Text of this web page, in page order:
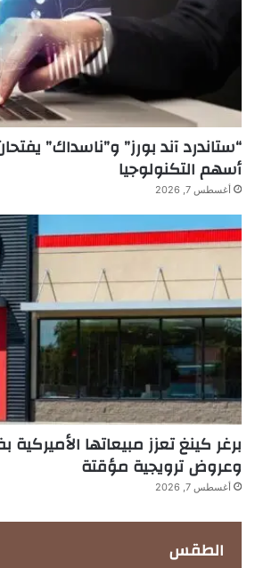
“ستاندرد آند بورز” و”ناسداك”
أسهم التكنولوجيا
أغسطس 7, 2026
برغر كينغ تعزز مبيعاتها
وعروض ترويجية مؤقتة
أغسطس 7, 2026
الطقس